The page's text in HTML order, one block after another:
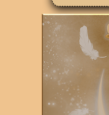
[s][/s]
☆ [url=http://
[s][/s]
☆ [url=http://
[s][/s]
☆ [url=http://
[/i][/align][/
[s][/s]
☆ Ламбо Бовино
[u][/u]
☆ Реборн